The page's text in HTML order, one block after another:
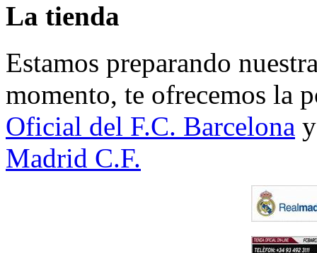
La tienda
Estamos preparando
momento, te ofrecemos la
Oficial del F.C. Barcelona
Madrid C.F.